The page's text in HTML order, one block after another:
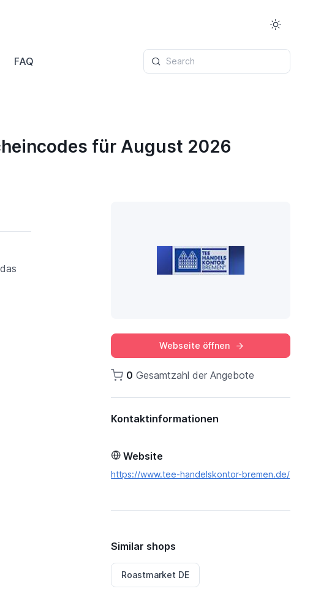
FAQ Search
für August 2026
Webseite öffnen
0 Gesamtzahl der Angebote
Kontaktinformationen
Website
https://www.tee-handelskontor-bremen.de/
Similar shops
Roastmarket DE